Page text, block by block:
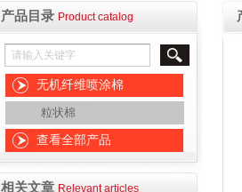
产品目录 Product catalog
无机纤维喷涂棉
粒状棉
查看全部产品
相关文章 Relevant articles